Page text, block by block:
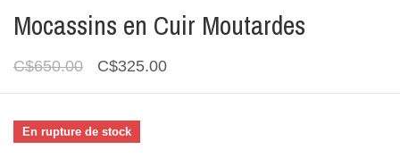
Mocassins en Cuir Moutardes
C$650.00 C$325.00
En rupture de stock